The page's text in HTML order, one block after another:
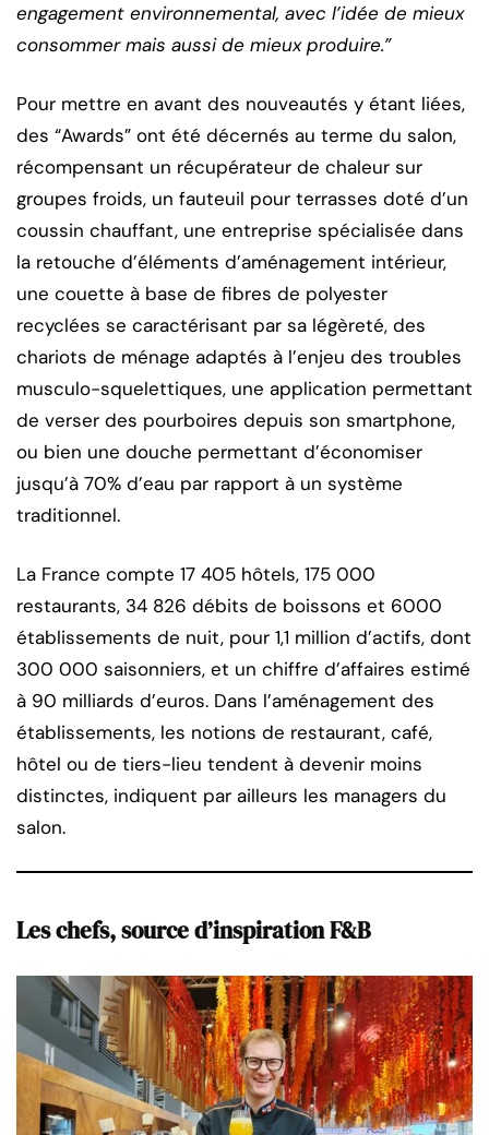
engagement environnemental, avec l’idée de mieux
consommer mais aussi de mieux produire.”
Pour mettre en avant des nouveautés y étant liées,
des “Awards” ont été décernés au terme du salon,
récompensant un récupérateur de chaleur sur
groupes froids, un fauteuil pour terrasses doté d’un
coussin chauffant, une entreprise spécialisée dans
la retouche d’éléments d’aménagement intérieur,
une couette à base de fibres de polyester
recyclées se caractérisant par sa légèreté, des
chariots de ménage adaptés à l’enjeu des troubles
musculo-squelettiques, une application permettant
de verser des pourboires depuis son smartphone,
ou bien une douche permettant d’économiser
jusqu’à 70% d’eau par rapport à un système
traditionnel.
La France compte 17 405 hôtels, 175 000
restaurants, 34 826 débits de boissons et 6000
établissements de nuit, pour 1,1 million d’actifs, dont
300 000 saisonniers, et un chiffre d’affaires estimé
à 90 milliards d’euros. Dans l’aménagement des
établissements, les notions de restaurant, café,
hôtel ou de tiers-lieu tendent à devenir moins
distinctes, indiquent par ailleurs les managers du
salon.
Les chefs, source d’inspiration F&B